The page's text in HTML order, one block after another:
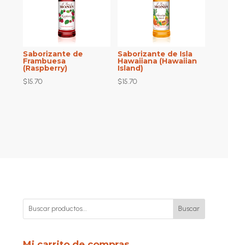
Saborizante de
Frambuesa
(Raspberry)
$15.70
Saborizante de Isla
Hawaiiana (Hawaiian
Island)
$15.70
Buscar